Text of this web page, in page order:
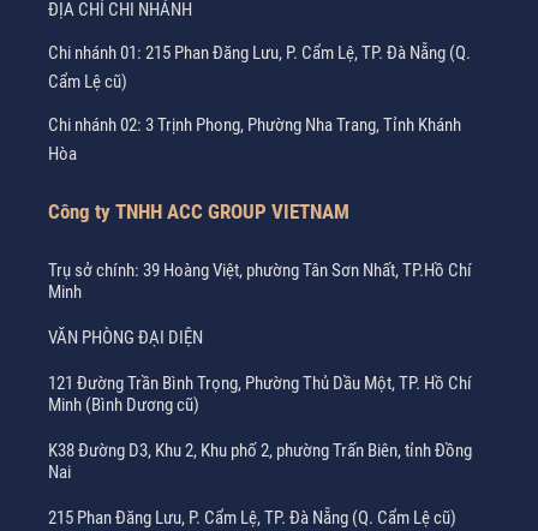
ĐỊA CHỈ CHI NHÁNH
Chi nhánh 01: 215 Phan Đăng Lưu, P. Cẩm Lệ, TP. Đà Nẵng (Q.
Cẩm Lệ cũ)
Chi nhánh 02: 3 Trịnh Phong, Phường Nha Trang, Tỉnh Khánh
Hòa
Công ty TNHH ACC GROUP VIETNAM
Trụ sở chính: 39 Hoàng Việt, phường Tân Sơn Nhất, TP.Hồ Chí
Minh
VĂN PHÒNG ĐẠI DIỆN
121 Đường Trần Bình Trọng, Phường Thủ Dầu Một, TP. Hồ Chí
Minh (Bình Dương cũ)
K38 Đường D3, Khu 2, Khu phố 2, phường Trấn Biên, tỉnh Đồng
Nai
215 Phan Đăng Lưu, P. Cẩm Lệ, TP. Đà Nẵng (Q. Cẩm Lệ cũ)